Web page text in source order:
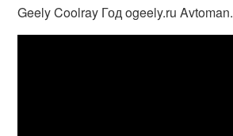
Geely Coolray Год ogeely.ru Avtoman.